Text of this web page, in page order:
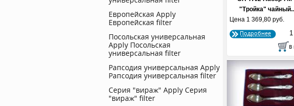
Европейская Apply
Европейская filter
Посольская универсальная
Apply Посольская
универсальная filter
Рапсодия универсальная Apply
Рапсодия универсальная filter
Серия "вираж" Apply Серия
"вираж" filter
"Тройка"
Цена 1 369,80 руб.
Подробнее